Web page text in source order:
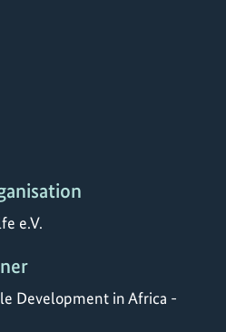
e.V.
Development in Africa -